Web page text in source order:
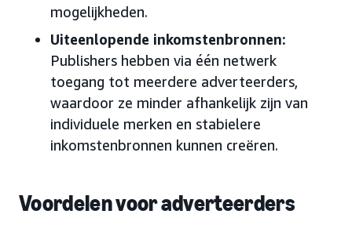
mogelijkheden.
Uiteenlopende inkomstenbronnen:
Publishers hebben via één netwerk
toegang tot meerdere adverteerders,
waardoor ze minder afhankelijk zijn van
individuele merken en stabielere
inkomstenbronnen kunnen creëren.
Voordelen voor adverteerders